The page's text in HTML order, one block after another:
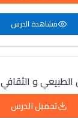
مشاهدة الدرس
الطبيعي و الثقافي
تحميل الدرس